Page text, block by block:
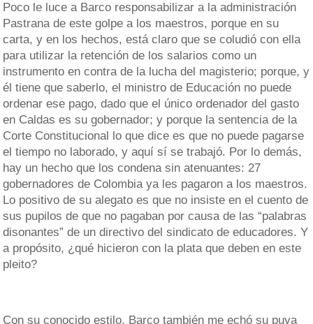
Poco le luce a Barco responsabilizar a la administración
Pastrana de este golpe a los maestros, porque en su
carta, y en los hechos, está claro que se coludió con ella
para utilizar la retención de los salarios como un
instrumento en contra de la lucha del magisterio; porque, y
él tiene que saberlo, el ministro de Educación no puede
ordenar ese pago, dado que el único ordenador del gasto
en Caldas es su gobernador; y porque la sentencia de la
Corte Constitucional lo que dice es que no puede pagarse
el tiempo no laborado, y aquí sí se trabajó. Por lo demás,
hay un hecho que los condena sin atenuantes: 27
gobernadores de Colombia ya les pagaron a los maestros.
Lo positivo de su alegato es que no insiste en el cuento de
sus pupilos de que no pagaban por causa de las “palabras
disonantes” de un directivo del sindicato de educadores. Y
a propósito, ¿qué hicieron con la plata que deben en este
pleito?
Con su conocido estilo, Barco también me echó su puya